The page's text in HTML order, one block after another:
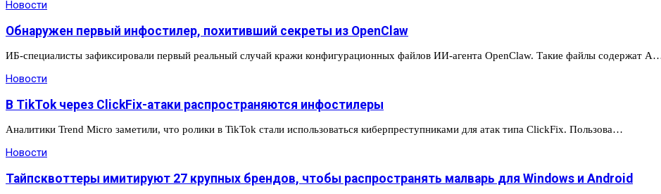
Новости
Обнаружен первый инфостилер, похитивший секреты из OpenClaw
ИБ-специалисты зафиксировали первый реальный случай кражи конфигурационных файлов ИИ-агента OpenClaw. Такие файлы содержат
Новости
В TikTok через ClickFix-атаки распространяются инфостилеры
Аналитики Trend Micro заметили, что ролики в TikTok стали использоваться киберпреступниками для атак типа ClickFix. Пользова…
Новости
Тайпсквоттеры имитируют 27 крупных брендов, чтобы распространять малварь для Windows и Android